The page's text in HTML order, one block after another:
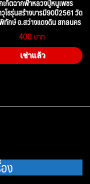
เก็ตฉากฟ้าหลวงปู่หนูเพชร
ธรุ่นสร้างบารมี90ปี2561 วัด
ทักษ์ อ.สว่างแดงดิน สกลนคร
400
เช่าแล้ว
ง